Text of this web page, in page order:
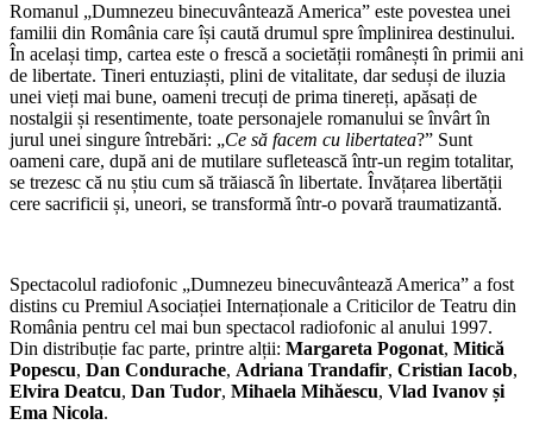
Romanul „Dumnezeu binecuvântează America” este povestea unei
familii din România care își caută drumul spre împlinirea destinului.
În același timp, cartea este o frescă a societății românești în primii ani
de libertate. Tineri entuziaști, plini de vitalitate, dar seduși de iluzia
unei vieți mai bune, oameni trecuți de prima tinereți, apăsați de
nostalgii și resentimente, toate personajele romanului se învârt în
jurul unei singure întrebări: „Ce să facem cu libertatea?” Sunt
oameni care, după ani de mutilare sufletească într-un regim totalitar,
se trezesc că nu știu cum să trăiască în libertate. Învățarea libertății
cere sacrificii și, uneori, se transformă într-o povară traumatizantă.
Spectacolul radiofonic „Dumnezeu binecuvântează America” a fost
distins cu Premiul Asociației Internaționale a Criticilor de Teatru din
România pentru cel mai bun spectacol radiofonic al anului 1997.
Din distribuție fac parte, printre alții: Margareta Pogonat, Mitică
Popescu, Dan Condurache, Adriana Trandafir, Cristian Iacob,
Elvira Deatcu, Dan Tudor, Mihaela Mihăescu, Vlad Ivanov și
Ema Nicola.